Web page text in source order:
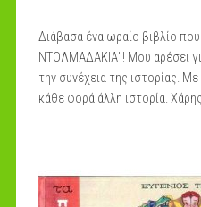
Διάβασα ένα ωραίο βιβλίο
ΝΤΟΛΜΑΔΑΚΙΑ"! Μου αρέσει
την συνέχεια της ιστορίας.
κάθε φορά άλλη ιστορία. Χάρης